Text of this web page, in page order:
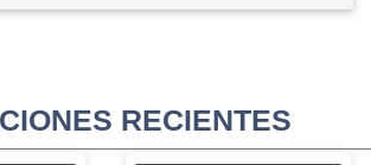
RECIENTES